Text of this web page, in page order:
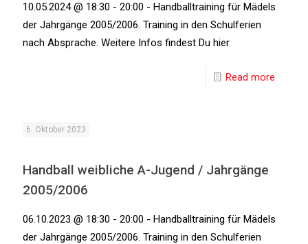
10.05.2024 @ 18:30 - 20:00 - Handballtraining für Mädels
der Jahrgänge 2005/2006. Training in den Schulferien
nach Absprache. Weitere Infos findest Du hier
Read more
6. Oktober 2023
Handball weibliche A-Jugend / Jahrgänge
2005/2006
06.10.2023 @ 18:30 - 20:00 - Handballtraining für Mädels
der Jahrgänge 2005/2006. Training in den Schulferien